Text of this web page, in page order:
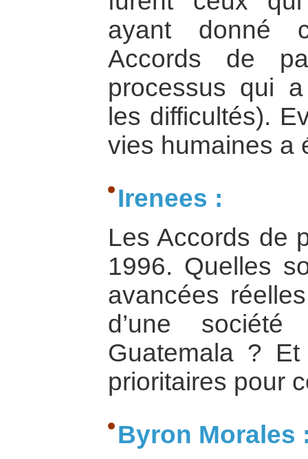
ayant donné
Accords de
processus qui
les difficultés).
vies humaines a
Irenees :
Les Accords de
1996. Quelles
avancées
d’une
Guatemala ?
prioritaires pour
Byron Morales